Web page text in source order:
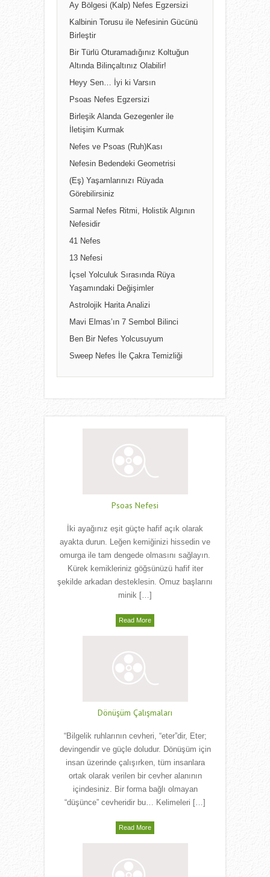
Ay Bölgesi (Kalp) Nefes Egzersizi
Kalbinin Torusu ile Nefesinin Gücünü
Birleştir
Bir Türlü Oturamadığınız Koltuğun
Altında Bilinçaltınız Olabilir!
Heyy Sen… İyi ki Varsın
Psoas Nefes Egzersizi
Birleşik Alanda Gezegenler ile
İletişim Kurmak
Nefes ve Psoas (Ruh)Kası
Nefesin Bedendeki Geometrisi
(Eş) Yaşamlarınızı Rüyada
Görebilirsiniz
Sarmal Nefes Ritmi, Holistik Algının
Nefesidir
41 Nefes
13 Nefesi
İçsel Yolculuk Sırasında Rüya
Yaşamındaki Değişimler
Astrolojik Harita Analizi
Mavi Elmas’ın 7 Sembol Bilinci
Ben Bir Nefes Yolcusuyum
Sweep Nefes İle Çakra Temizliği
Psoas Nefesi
İki ayağınız eşit güçte hafif açık olarak
ayakta durun. Leğen kemiğinizi hissedin ve
omurga ile tam dengede olmasını sağlayın.
Kürek kemikleriniz göğsünüzü hafif iter
şekilde arkadan desteklesin. Omuz başlarını
minik […]
Read More
Dönüşüm Çalışmaları
“Bilgelik ruhlarının cevheri, “eter”dir, Eter;
devingendir ve güçle doludur. Dönüşüm için
insan üzerinde çalışırken, tüm insanlara
ortak olarak verilen bir cevher alanının
içindesiniz. Bir forma bağlı olmayan
“düşünce” cevheridir bu… Kelimeleri […]
Read More